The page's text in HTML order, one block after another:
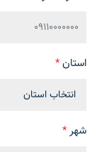
استان*
شهر*